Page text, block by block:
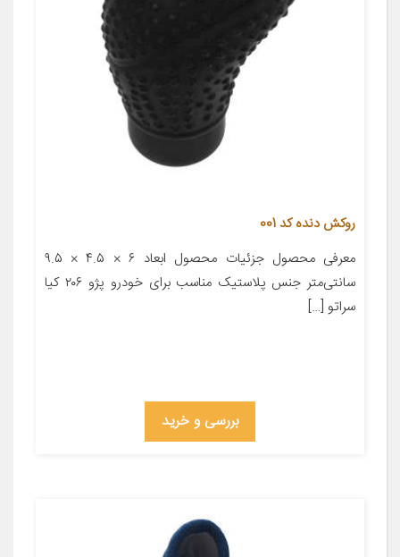
روکش دنده کد 001
معرفی محصول جزئیات محصول ابعاد ۶ × ۴.۵ × ۹.۵
سانتی‌متر جنس پلاستیک مناسب برای خودرو پژو ۲۰۶ کیا
سراتو […]
بررسی و خرید